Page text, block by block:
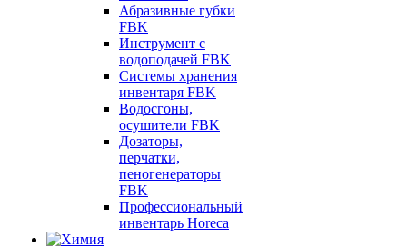
Абразивные губки
FBK
Инструмент с
водоподачей FBK
Системы хранения
инвентаря FBK
Водосгоны,
осушители FBK
Дозаторы,
перчатки,
пеногенераторы
FBK
Профессиональный
инвентарь Horeca